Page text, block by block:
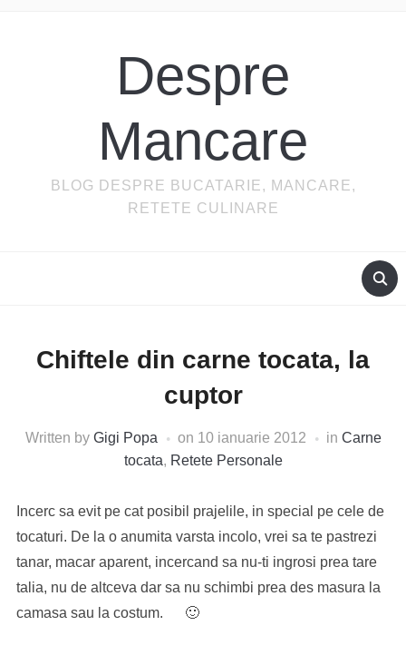
Despre
Mancare
BLOG DESPRE BUCATARIE, MANCARE,
RETETE CULINARE
Chiftele din carne tocata, la
cuptor
Written by Gigi Popa on 10 ianuarie 2012 in Carne
tocata, Retete Personale
Incerc sa evit pe cat posibil prajelile, in special pe cele de
tocaturi. De la o anumita varsta incolo, vrei sa te pastrezi
tanar, macar aparent, incercand sa nu-ti ingrosi prea tare
talia, nu de altceva dar sa nu schimbi prea des masura la
camasa sau la costum. 🙂